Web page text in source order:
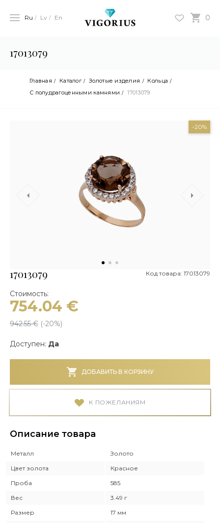
0
Ru Lv En
17013079
Главная Каталог Золотые изделия
Кольца
С полудрагоценными камнями
17013079
-20%
17013079 Код товара: 17013079
Стоимость:
754.04 €
942.55€ (-20%)
Доступен: Да
ДОБАВИТЬ В КОРЗИНУ
К ПОЖЕЛАНИЯМ
Описание товара
Металл
Золото
Цвет золота
Красное
Проба
585
Вес
3.49 г
Размер
17 мм